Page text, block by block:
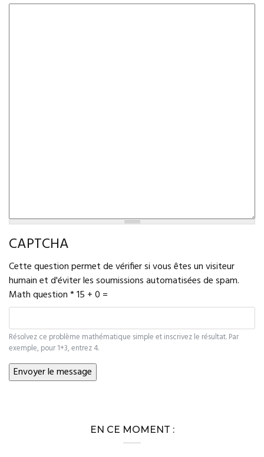
CAPTCHA
Cette question permet de vérifier si vous êtes un visiteur
humain et d'éviter les soumissions automatisées de spam.
Math question*15 + 0 =
Résolvez ce problème mathématique simple et inscrivez le résultat. Par
exemple, pour 1+3, entrez 4.
EN CE MOMENT :